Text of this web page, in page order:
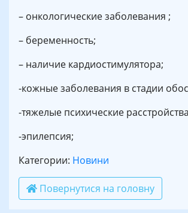
– онкологические заболевания ;
– беременность;
– наличие кардиостимулятора;
-кожные заболевания в стадии
-тяжелые психические
-эпилепсия;
Категории: Новини
Повернутися на головну